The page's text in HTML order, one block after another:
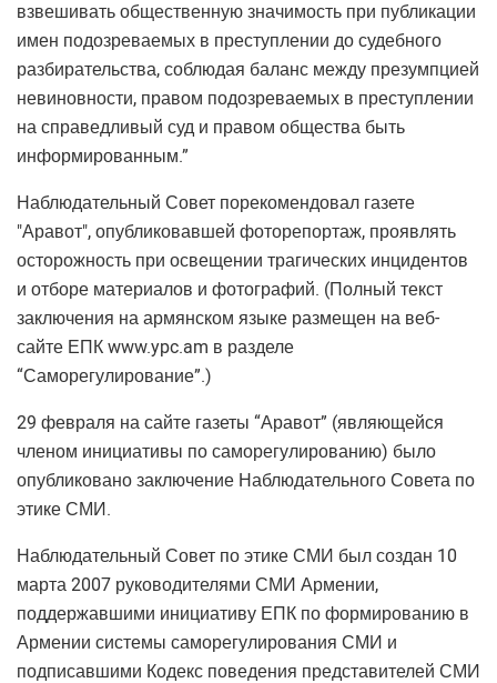
взвешивать общественную значимость при публикации
имен подозреваемых в преступлении до судебного
разбирательства, соблюдая баланс между презумпцией
невиновности, правом подозреваемых в преступлении
на справедливый суд и правом общества быть
информированным.”
Наблюдательный Совет порекомендовал газете
"Аравот", опубликовавшей фоторепортаж, проявлять
осторожность при освещении трагических инцидентов
и отборе материалов и фотографий. (Полный текст
заключения на армянском языке размещен на веб-
сайте ЕПК www.ypc.am в разделе
“Саморегулирование”.)
29 февраля на сайте газеты “Аравот” (являющейся
членом инициативы по саморегулированию) было
опубликовано заключение Наблюдательного Совета по
этике СМИ.
Наблюдательный Совет по этике СМИ был создан 10
марта 2007 руководителями СМИ Армении,
поддержавшими инициативу ЕПК по формированию в
Армении системы саморегулирования СМИ и
подписавшими Кодекс поведения представителей СМИ